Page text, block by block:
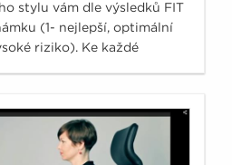
stylu vám dle výsledků FIT
(1- nejlepší, optimální
riziko). Ke každé